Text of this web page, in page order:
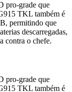
pro-grade que
TKL também é
permitindo que
descarregadas,
contra o chefe.
pro-grade que
TKL também é